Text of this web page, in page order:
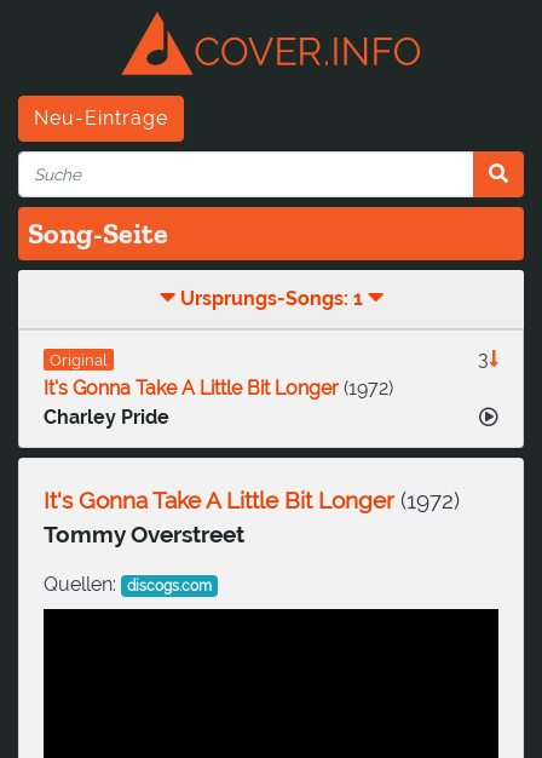
Neu-Einträge
Song-Seite
Ursprungs-Songs: 1
Original
3
It's Gonna Take A Little Bit Longer (1972)
Charley Pride
It's Gonna Take A Little Bit Longer(1972)
Tommy Overstreet
Quellen: discogs.com